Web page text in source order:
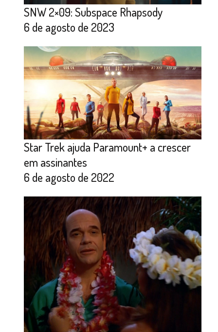
SNW 2×09: Subspace Rhapsody
6 de agosto de 2023
Star Trek ajuda Paramount+ a crescer
em assinantes
6 de agosto de 2022